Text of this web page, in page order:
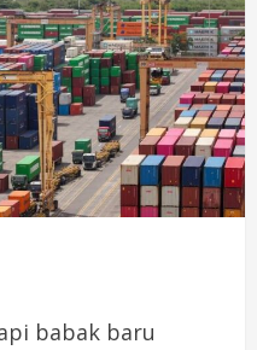
babak baru